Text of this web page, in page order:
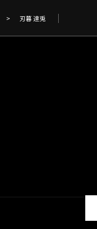
> 刃暮 達兎